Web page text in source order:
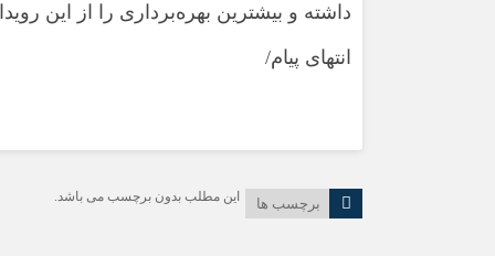
داشته و بیشترین بهره‌برداری را از این
انتهای پیام/
برچسب ها این مطلب بدون برچسب می باشد.